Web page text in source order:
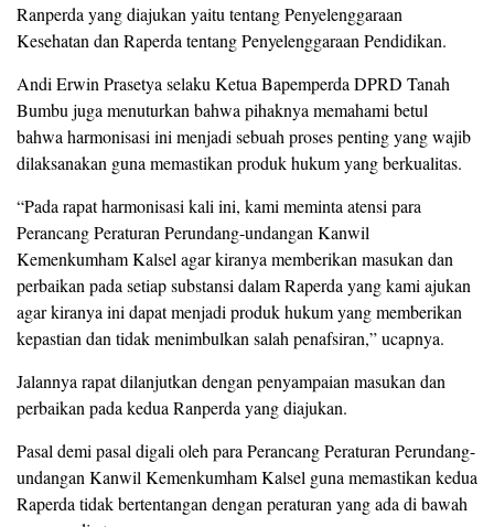
Ranperda yang diajukan yaitu tentang Penyelenggaraan
Kesehatan dan Raperda tentang Penyelenggaraan Pendidikan.
Andi Erwin Prasetya selaku Ketua Bapemperda DPRD Tanah
Bumbu juga menuturkan bahwa pihaknya memahami betul
bahwa harmonisasi ini menjadi sebuah proses penting yang wajib
dilaksanakan guna memastikan produk hukum yang berkualitas.
“Pada rapat harmonisasi kali ini, kami meminta atensi para
Perancang Peraturan Perundang-undangan Kanwil
Kemenkumham Kalsel agar kiranya memberikan masukan dan
perbaikan pada setiap substansi dalam Raperda yang kami ajukan
agar kiranya ini dapat menjadi produk hukum yang memberikan
kepastian dan tidak menimbulkan salah penafsiran,” ucapnya.
Jalannya rapat dilanjutkan dengan penyampaian masukan dan
perbaikan pada kedua Ranperda yang diajukan.
Pasal demi pasal digali oleh para Perancang Peraturan Perundang-
undangan Kanwil Kemenkumham Kalsel guna memastikan kedua
Raperda tidak bertentangan dengan peraturan yang ada di bawah